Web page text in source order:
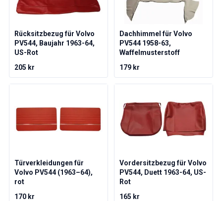
Volvo 1800 Kraftstoff-/Auspuffanlage
Volvo 1800 KarosserieErsatzteile
Volvo 1800 Motor Drosselklappengestänge
Volvo 1800 MotorErsatzteile
Volvo 1800 Elektrische Ausrüstung
Volvo 1800 Vorderradaufhängung
Volvo 1800 Getriebe/Hinterradaufhängung
Volvo 1800 Heizungsanlage/Frischluft (1961-73)
Volvo 1800 Räder/Nabenkappen
Volvo 1800 Sonstiges
Volvo 140/164 KarosserieErsatzteile
Volvo 140/164 Bremssystem
Volvo 140/164 Kühlsystem
Volvo 140/164 Elektrische Ausrüstung
Rücksitzbezug für Volvo
PV544, Baujahr 1963-64,
US-Rot
205 kr
Dachhimmel für Volvo
PV544 1958-63,
Waffelmusterstoff
179 kr
Türverkleidungen für
Volvo PV544 (1963–64),
rot
170 kr
Vordersitzbezug für Volvo
PV544, Duett 1963-64, US-
Rot
165 kr